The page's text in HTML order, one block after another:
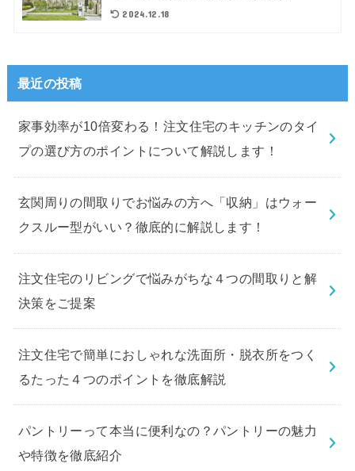
2024.12.18
最近の投稿
家事効率が10倍変わる！注文住宅のキッチンのタイ
プの選び方のポイントについて解説します！
玄関周りの間取りでお悩みの方へ「収納」はウォー
クスルー型がいい？徹底的に解説します！
注文住宅のリビングで悩みがちな４つの間取りと解
決策をご提案
注文住宅で簡単におしゃれな洗面所・脱衣所をつく
るたった４つのポイントを徹底解説
パントリーって本当に便利なの？パントリーの魅力
や特徴を徹底紹介